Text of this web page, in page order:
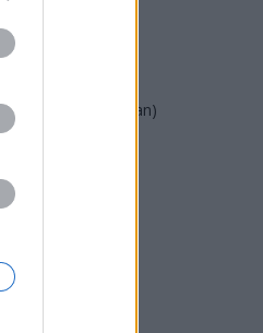
Dreptei (L. Orban)
(Gavrilă)